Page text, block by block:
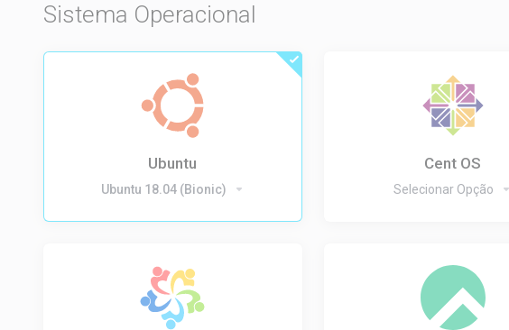
Sistema Operacional
Ubuntu
Ubuntu 18.04 (Bionic)
Cent OS
Selecionar Opção